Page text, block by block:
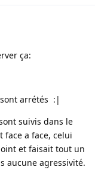
ça:
arrétés :|
suivis dans le
face a face, celui
et faisait tout un
aucune agressivité.